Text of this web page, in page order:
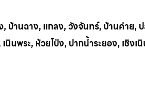
, บ้านฉาง, แกลง, วังจันทร์, บ้านค่าย,
นินพระ, หวยโป่ง, ปากน้ำระยอง, เชิงเ